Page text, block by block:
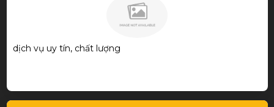
Mua được cây cơ ưng ý quá! Thks shop và bạn